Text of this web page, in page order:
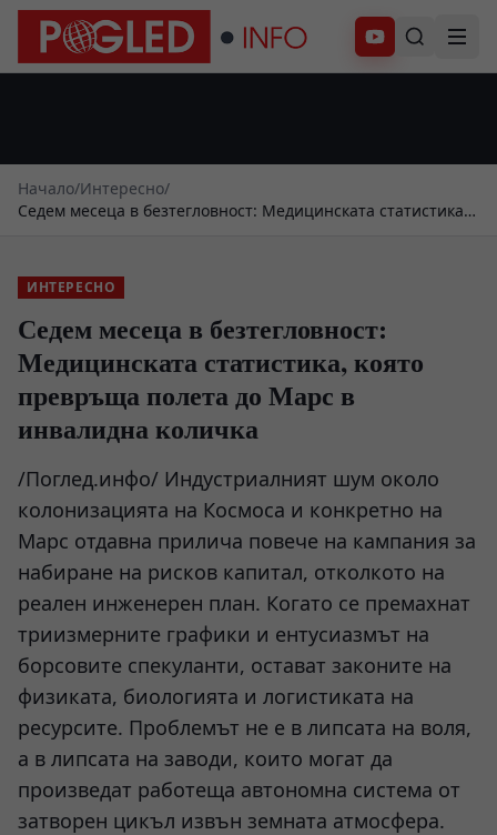
Абонирай се
Начало/Интересно/
Седем месеца в безтегловност: Медицинската статистика,
ИНТЕРЕСНО
Седем месеца в безтегловност:
Медицинската статистика, която
превръща полета до Марс в
инвалидна количка
/Поглед.инфо/ Индустриалният шум около
колонизацията на Космоса и конкретно на
Марс отдавна прилича повече на кампания за
набиране на рисков капитал, отколкото на
реален инженерен план. Когато се премахнат
триизмерните графики и ентусиазмът на
борсовите спекуланти, остават законите на
физиката, биологията и логистиката на
ресурсите. Проблемът не е в липсата на воля,
а в липсата на заводи, които могат да
произведат работеща автономна система от
затворен цикъл извън земната атмосфера.